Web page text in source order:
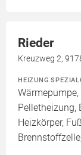
Rieder
Kreuzweg 2,
HEIZUNG
Pelletheizung,
Heizkörper,